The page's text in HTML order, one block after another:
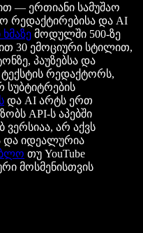
— ერთიანი სამუშაო
რედაქტირებისა და AI
მოდულში 500-ზე
30 ემოციური სტილით,
პაუზებსა და
ტექსტის რედაქტორს,
და AI არტს ერთ
API-ს აპებში
არ აქვს
და იდეალურია
თუ YouTube
მოსმენისთვის